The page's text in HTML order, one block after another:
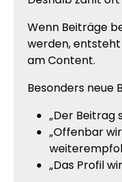
Wenn Beiträge
werden,
am Content.
Besonders neue
„Der Beitrag
„Offenbar
„Das Profil